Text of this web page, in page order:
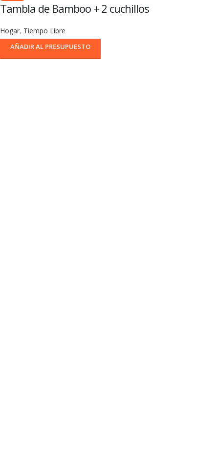
Tambla de Bamboo + 2 cuchillos
Hogar, Tiempo Libre
AÑADIR AL PRESUPUESTO